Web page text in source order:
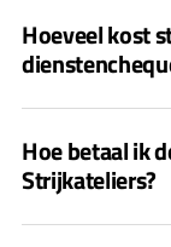
Hoeveel kost
Hoe betaal ik
Strijkateliers?